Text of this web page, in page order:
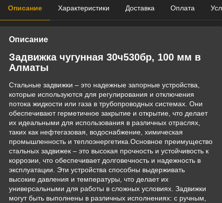
Описание Характеристики Доставка Оплата
Описание
Задвижка чугунная 30ч530бр, 100 мм в
Алматы
Стальные задвижки – это надежные запорные устройства,
которые используются для регулирования и отключения
потока жидкости или газа в трубопроводных системах. Они
обеспечивают герметичное закрытие и открытие, что делает
их идеальными для использования в различных отраслях,
таких как нефтегазовая, водоснабжение, химическая
промышленность и теплоэнергетика.Основное преимущество
стальных задвижек – это высокая прочность и устойчивость к
коррозии, что обеспечивает долговечность и надежность в
эксплуатации. Эти устройства способны выдерживать
высокие давления и температуры, что делает их
универсальными для работы в сложных условиях. Задвижки
могут быть выполнены в различных исполнениях: с ручным,